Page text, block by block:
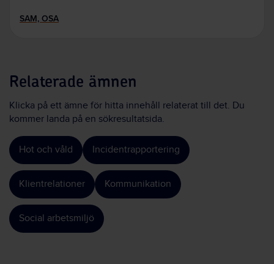
SAM, OSA
Relaterade ämnen
Klicka på ett ämne för hitta innehåll relaterat till det. Du
kommer landa på en sökresultatsida.
Hot och våld Incidentrapportering
Klientrelationer Kommunikation
Social arbetsmiljö